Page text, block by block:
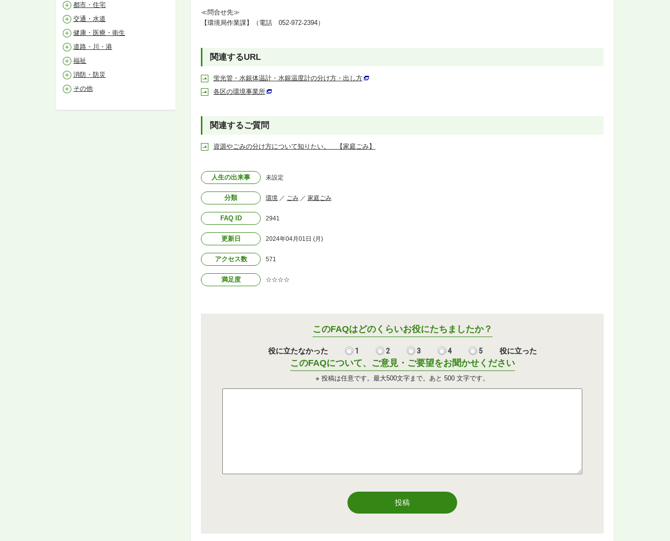
≪問合せ先≫
【環境局作業課】（電話 052-972-2394）
関連するURL
蛍光管・水銀体温計・水銀温度計の分け方・出し方
各区の環境事業所
関連するご質問
資源やごみの分け方について知りたい。 【家庭ごみ】
人生の出来事 未設定
分類 環境 ／ ごみ ／ 家庭ごみ
FAQ ID 2941
更新日 2024年04月01日 (月)
アクセス数 571
満足度 ☆☆☆☆
このFAQはどのくらいお役にたちましたか？
役に立たなかった 1 2 3 4 5 役に立った
このFAQについて、ご意見・ご要望をお聞かせください
※ 投稿は任意です。最大500文字まで。あと 500 文字です。
投稿
都市・住宅
交通・水道
健康・医療・衛生
道路・川・港
福祉
消防・防災
その他